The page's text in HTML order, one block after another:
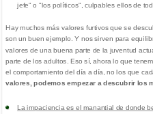
jefe" o "los políticos", culpables ellos de
Hay muchos más valores furtivos que se
son un buen ejemplo. Y nos sirven para
valores de una buena parte de la juventud
parte de los adultos. Eso sí, ahora lo que
el comportamiento del día a día, no los que
valores, podemos empezar a descubrir los
La impaciencia es el manantial de donde